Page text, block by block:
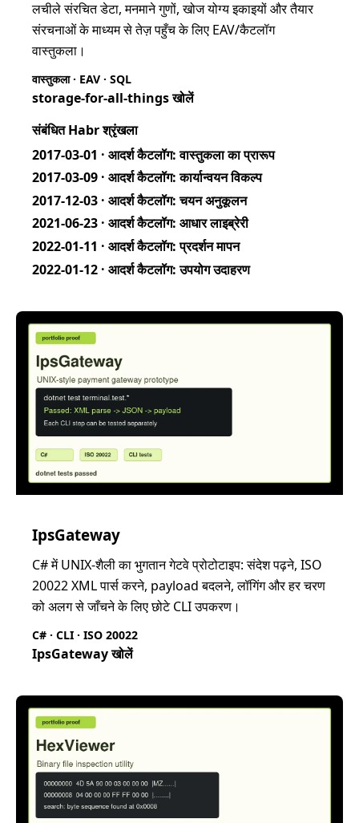
लचीले संरचित डेटा, मनमाने गुणों, खोज योग्य इकाइयों और तैयार
संरचनाओं के माध्यम से तेज़ पहुँच के लिए EAV/कैटलॉग
वास्तुकला।
वास्तुकला · EAV · SQL
storage-for-all-things खोलें
संबंधित Habr श्रृंखला
2017-03-01 · आदर्श कैटलॉग: वास्तुकला का प्रारूप
2017-03-09 · आदर्श कैटलॉग: कार्यान्वयन विकल्प
2017-12-03 · आदर्श कैटलॉग: चयन अनुकूलन
2021-06-23 · आदर्श कैटलॉग: आधार लाइब्रेरी
2022-01-11 · आदर्श कैटलॉग: प्रदर्शन मापन
2022-01-12 · आदर्श कैटलॉग: उपयोग उदाहरण
IpsGateway
C# में UNIX-शैली का भुगतान गेटवे प्रोटोटाइप: संदेश पढ़ने, ISO
20022 XML पार्स करने, payload बदलने, लॉगिंग और हर चरण
को अलग से जाँचने के लिए छोटे CLI उपकरण।
C# · CLI · ISO 20022
IpsGateway खोलें